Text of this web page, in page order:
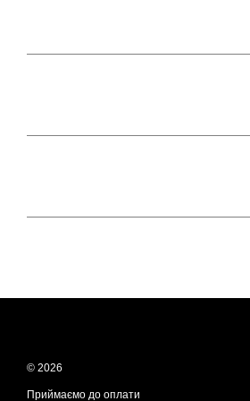
© 2026
Приймаємо до оплати